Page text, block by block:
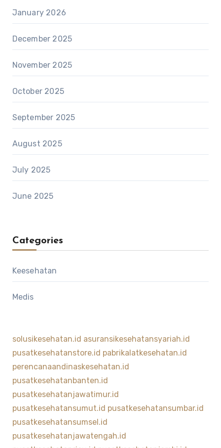
January 2026
December 2025
November 2025
October 2025
September 2025
August 2025
July 2025
June 2025
Categories
Keesehatan
Medis
solusikesehatan.id asuransikesehatansyariah.id
pusatkesehatanstore.id pabrikalatkesehatan.id
perencanaandinaskesehatan.id
pusatkesehatanbanten.id
pusatkesehatanjawatimur.id
pusatkesehatansumut.id pusatkesehatansumbar.id
pusatkesehatansumsel.id
pusatkesehatanjawatengah.id